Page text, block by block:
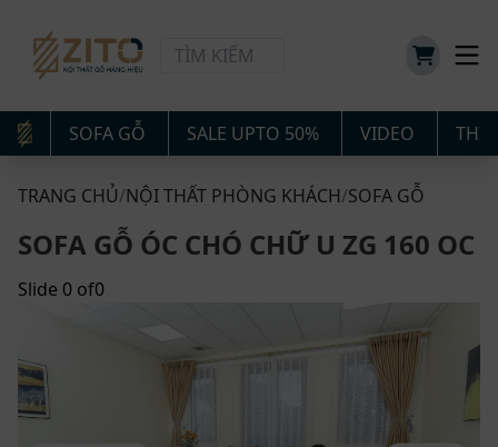
SOFA GỖ SALE UPTO 50% VIDEO
TRANG CHỦ/NỘI THẤT PHÒNG KHÁCH/SOFA GỖ
SOFA GỖ ÓC CHÓ CHỮ U ZG 160 OC
Slide 0 of0